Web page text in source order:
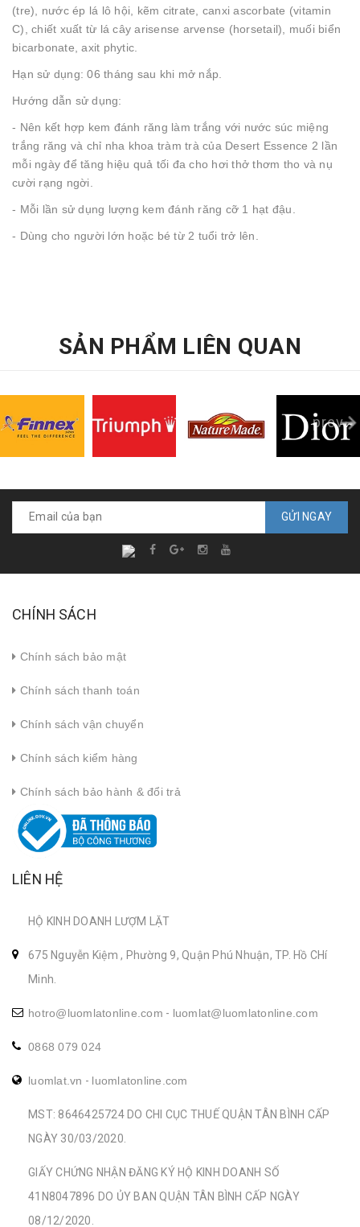
(tre), nước ép lá lô hội, kẽm citrate, canxi ascorbate (vitamin
C), chiết xuất từ ​​lá cây arisense arvense (horsetail), muối biển
bicarbonate, axit phytic.
Hạn sử dụng: 06 tháng sau khi mở nắp.
Hướng dẫn sử dụng:
- Nên kết hợp kem đánh răng làm trắng với nước súc miệng
trắng răng và chỉ nha khoa tràm trà của Desert Essence 2 lần
mỗi ngày để tăng hiệu quả tối đa cho hơi thở thơm tho và nụ
cười rạng ngời.
- Mỗi lần sử dụng lượng kem đánh răng cỡ 1 hạt đậu.
- Dùng cho người lớn hoặc bé từ 2 tuổi trở lên.
SẢN PHẨM LIÊN QUAN
prev
GỬI NGAY
CHÍNH SÁCH
Chính sách bảo mật
Chính sách thanh toán
Chính sách vận chuyển
Chính sách kiểm hàng
Chính sách bảo hành & đổi trả
LIÊN HỆ
HỘ KINH DOANH LƯỢM LẶT
675 Nguyễn Kiệm , Phường 9, Quận Phú Nhuận, TP. Hồ CHí
Minh.
hotro@luomlatonline.com - luomlat@luomlatonline.com
0868 079 024
luomlat.vn - luomlatonline.com
MST: 8646425724 DO CHI CỤC THUẾ QUẬN TÂN BÌNH CẤP
NGÀY 30/03/2020.
GIẤY CHỨNG NHẬN ĐĂNG KÝ HỘ KINH DOANH SỐ
41N8047896 DO ỦY BAN QUẬN TÂN BÌNH CẤP NGÀY
08/12/2020.